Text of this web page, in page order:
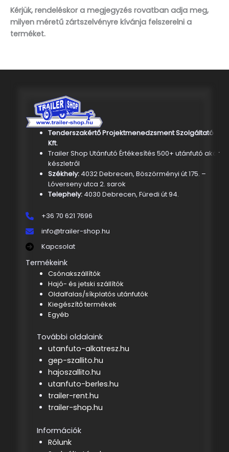
Kérjük, rendeléskor a megjegyzés rovatban adja meg,
milyen méretű zártszelvényre kívánja felszerelni a
terméket.
Tenderszakértő Projektmenedzsment Szolgáltató
Kft.
Trailer Shop Utánfutó Értékesítés 500+ utánfutó akár
készletről
Székhely: 4032 Debrecen, Böszörményi út 175. –
Lóverseny utca 2. sarok
Telephely:4030 Debrecen, Füredi út 94.
+36 70 621 7696
info@trailer-shop.hu
Kapcsolat
Termékeink
Csónakszállítók
Hajó- és jetski szállítók
Oldalfalas/síkplatós utánfutók
Kiegészítő termékek
Egyéb
További oldalaink
utanfuto-alkatresz.hu
gep-szallito.hu
hajoszallito.hu
utanfuto-berles.hu
trailer-rent.hu
trailer-shop.hu
Információk
Rólunk